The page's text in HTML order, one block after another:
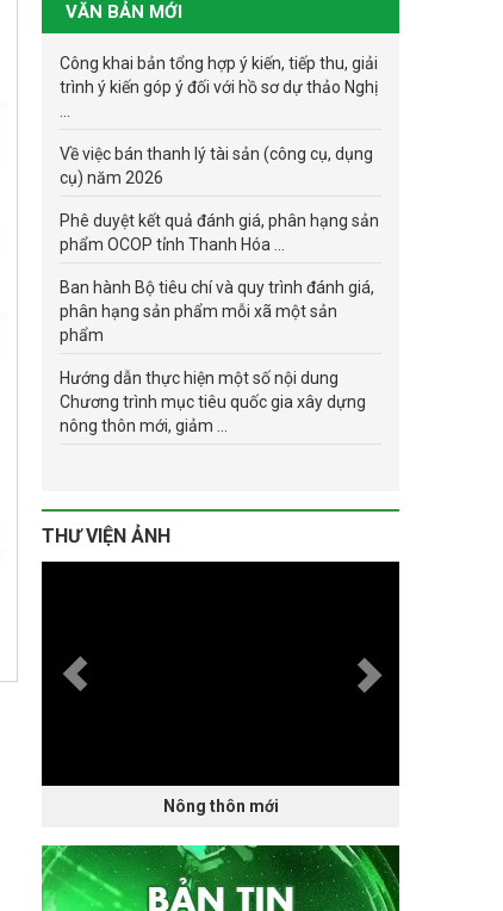
VĂN BẢN MỚI
Công khai bản tổng hợp ý kiến, tiếp thu, giải
trình ý kiến góp ý đối với hồ sơ dự thảo Nghị
Về việc bán thanh lý tài sản (công cụ, dụng
cụ) năm 2026
Phê duyệt kết quả đánh giá, phân hạng sản
phẩm OCOP tỉnh Thanh Hóa ...
Ban hành Bộ tiêu chí và quy trình đánh giá,
phân hạng sản phẩm mỗi xã một sản
phẩm
Hướng dẫn thực hiện một số nội dung
Chương trình mục tiêu quốc gia xây dựng
nông thôn mới, giảm ...
THƯ VIỆN ẢNH
Nông thôn mới